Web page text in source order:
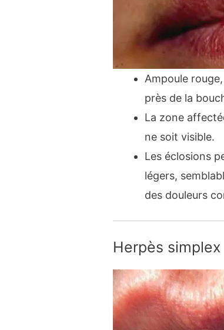
Ampoule
près de la
La zone
ne soit visible.
Les éclosions
légers,
des douleurs
Herpès simplex